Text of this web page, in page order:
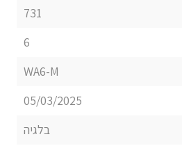
731
6
WA6-M
05/03/2025
בלגיה